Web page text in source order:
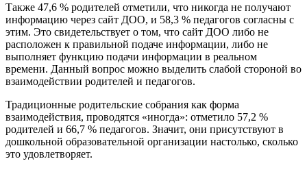
Также 47,6 % родителей отметили, что никогда не получают
информацию через сайт ДОО, и 58,3 % педагогов согласны с
этим. Это свидетельствует о том, что сайт ДОО либо не
расположен к правильной подаче информации, либо не
выполняет функцию подачи информации в реальном
времени. Данный вопрос можно выделить слабой стороной во
взаимодействии родителей и педагогов.
Традиционные родительские собрания как форма
взаимодействия, проводятся «иногда»: отметило 57,2 %
родителей и 66,7 % педагогов. Значит, они присутствуют в
дошкольной образовательной организации настолько, сколько
это удовлетворяет.